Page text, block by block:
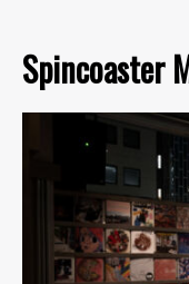
Spincoaster